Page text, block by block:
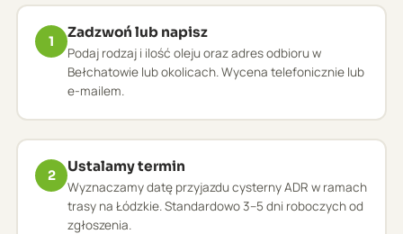
1
Zadzwoń lub napisz
Podaj rodzaj i ilość oleju oraz adres odbioru w
Bełchatowie lub okolicach. Wycena telefonicznie lub
e-mailem.
2
Ustalamy termin
Wyznaczamy datę przyjazdu cysterny ADR w ramach
trasy na Łódzkie. Standardowo 3–5 dni roboczych od
zgłoszenia.